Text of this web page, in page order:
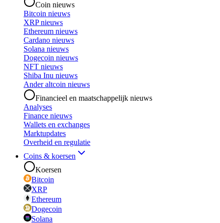
Coin nieuws
Bitcoin nieuws
XRP nieuws
Ethereum nieuws
Cardano nieuws
Solana nieuws
Dogecoin nieuws
NFT nieuws
Shiba Inu nieuws
Ander altcoin nieuws
Financieel en maatschappelijk nieuws
Analyses
Finance nieuws
Wallets en exchanges
Marktupdates
Overheid en regulatie
Coins & koersen
Koersen
Bitcoin
XRP
Ethereum
Dogecoin
Solana